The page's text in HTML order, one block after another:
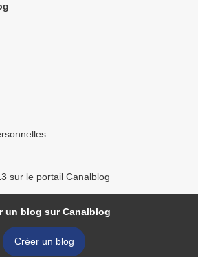
sur le portail Canalblog
un blog sur Canalblog
Créer un blog